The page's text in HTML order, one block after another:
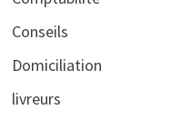
Conseils
Domiciliation
livreurs